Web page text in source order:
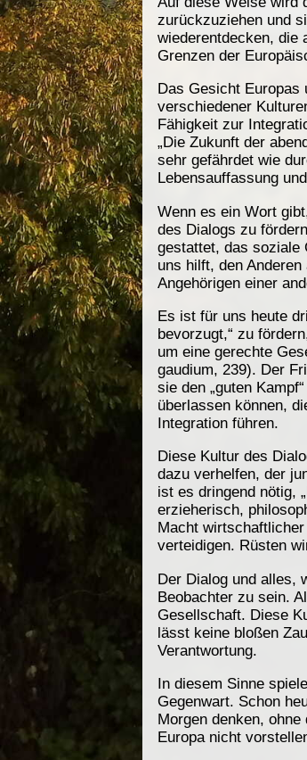
zurückzuziehen und
wiederentdecken, die
Grenzen der
Das Gesicht Europas
verschiedener
Fähigkeit zur
„Die Zukunft der
sehr gefährdet wie
Lebensauffassung
Wenn es ein Wort
des Dialogs zu
gestattet, das soziale
uns hilft, den
Angehörigen einer
Es ist für uns heute
bevorzugt,“ zu
um eine gerechte
gaudium, 239). Der
sie den „guten
überlassen können,
Integration führen.
Diese Kultur des
dazu verhelfen, der
ist es dringend nötig,
erzieherisch,
Macht
verteidigen. Rüsten
Der Dialog und alles,
Beobachter zu sein.
Gesellschaft. Diese
lässt keine bloßen
Verantwortung.
In diesem Sinne
Gegenwart. Schon
Morgen denken,
Europa nicht